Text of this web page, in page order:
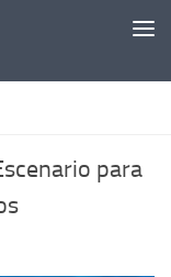
para